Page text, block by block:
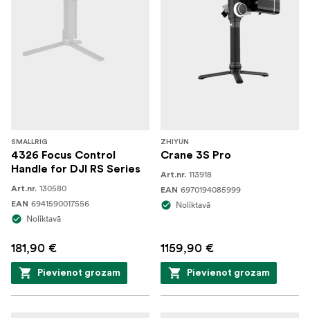
SMALLRIG
4326 Focus Control
Handle for DJI RS Series
Art.nr. 130580
EAN 6941590017556
Noliktavā
181,90 €
Pievienot grozam
ZHIYUN
Crane 3S Pro
Art.nr. 113918
EAN 6970194085999
Noliktavā
1159,90 €
Pievienot grozam